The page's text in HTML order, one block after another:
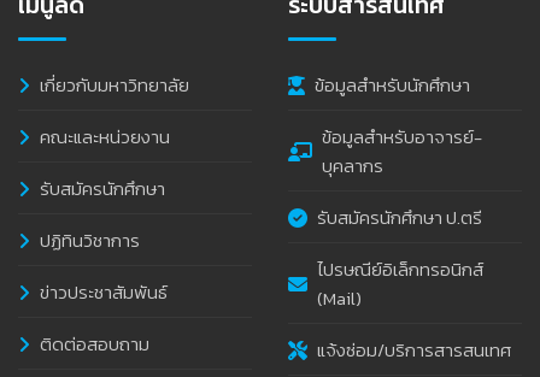
เกี่ยวกับมหาวิทยาลัย
คณะและหน่วยงาน
รับสมัครนักศึกษา
ปฏิทินวิชาการ
ข่าวประชาสัมพันธ์
ติดต่อสอบถาม
ข้อมูลสำหรับนักศึกษา
ข้อมูลสำหรับอาจารย์-
บุคลากร
รับสมัครนักศึกษา ป.ตรี
ไปรษณีย์อิเล็กทรอนิกส์
(Mail)
แจ้งซ่อม/บริการสารสนเทศ